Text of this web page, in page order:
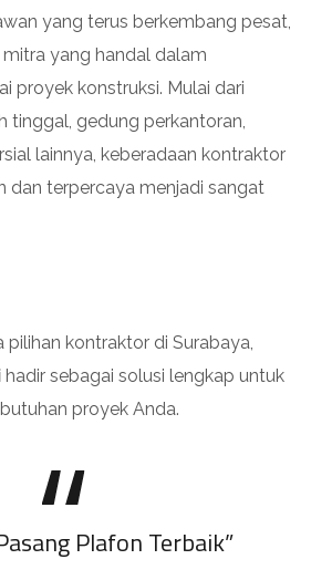
yang terus berkembang pesat,
yang handal dalam
proyek konstruksi. Mulai dari
tinggal, gedung perkantoran,
lainnya, keberadaan kontraktor
dan terpercaya menjadi sangat
pilihan kontraktor di Surabaya,
hadir sebagai solusi lengkap untuk
proyek Anda.
Plafon Terbaik”